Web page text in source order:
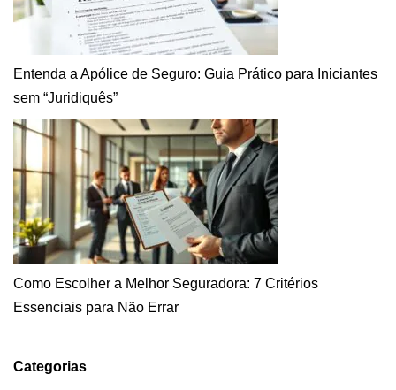
Entenda a Apólice de Seguro: Guia Prático para Iniciantes
sem “Juridiquês”
Como Escolher a Melhor Seguradora: 7 Critérios
Essenciais para Não Errar
Categorias